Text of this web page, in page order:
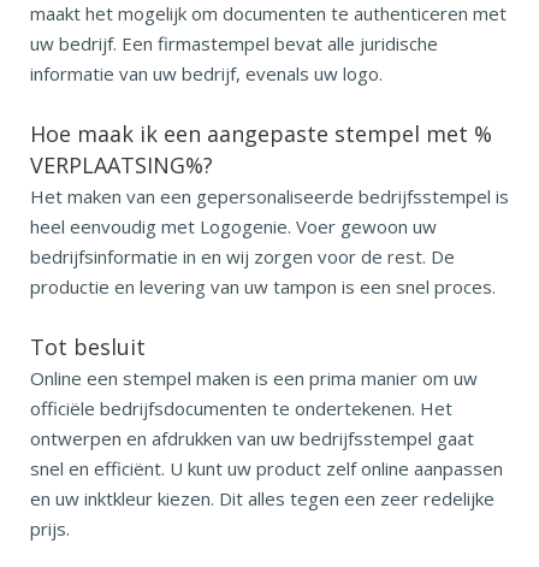
maakt het mogelijk om documenten te authenticeren met
uw bedrijf. Een firmastempel bevat alle juridische
informatie van uw bedrijf, evenals uw logo.
Hoe maak ik een aangepaste stempel met %
VERPLAATSING%?
Het maken van een gepersonaliseerde bedrijfsstempel is
heel eenvoudig met Logogenie. Voer gewoon uw
bedrijfsinformatie in en wij zorgen voor de rest. De
productie en levering van uw tampon is een snel proces.
Tot besluit
Online een stempel maken is een prima manier om uw
officiële bedrijfsdocumenten te ondertekenen. Het
ontwerpen en afdrukken van uw bedrijfsstempel gaat
snel en efficiënt. U kunt uw product zelf online aanpassen
en uw inktkleur kiezen. Dit alles tegen een zeer redelijke
prijs.